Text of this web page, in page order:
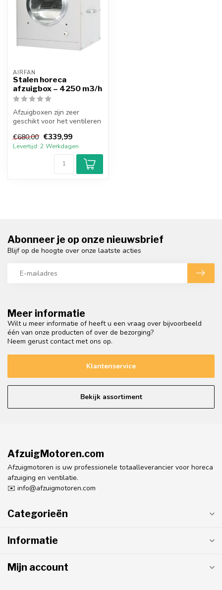
AIRFAN
Stalen horeca
afzuigbox – 4250 m3/h
Afzuigboxen zijn zeer
geschikt voor het ventileren
hebben ...
€680,00 €339,99
Levertijd: 2 Werkdagen
Meer informatie
Wilt u meer informatie of heeft u een vraag over bijvoorbeeld
één van onze producten of over de bezorging?
Neem gerust contact met ons op.
Klantenservice
Bekijk assortiment
Abonneer je op onze nieuwsbrief
Blijf op de hoogte over onze laatste acties
AfzuigMotoren.com
Afzuigmotoren is uw professionele totaalleverancier voor horeca
afzuiging en ventilatie.
✉️ info@afzuigmotoren.com
Categorieën
Informatie
Mijn account